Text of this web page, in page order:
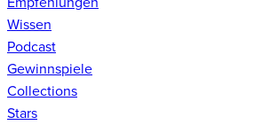
Wissen
Podcast
Gewinnspiele
Collections
Stars